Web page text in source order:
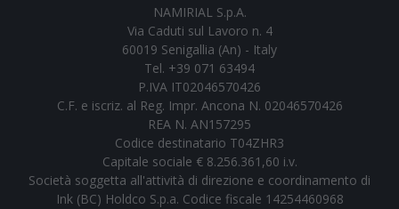
NAMIRIAL S.p.A.
Via Caduti sul Lavoro n. 4
60019 Senigallia (An) - Italy
Tel. +39 071 63494
P.IVA IT02046570426
C.F. e iscriz. al Reg. Impr. Ancona N. 02046570426
REA N. AN157295
Codice destinatario T04ZHR3
Capitale sociale € 8.256.361,60 i.v.
Società soggetta all'attività di direzione e coordinamento di
Ink (BC) Holdco S.p.a. Codice fiscale 14254460968